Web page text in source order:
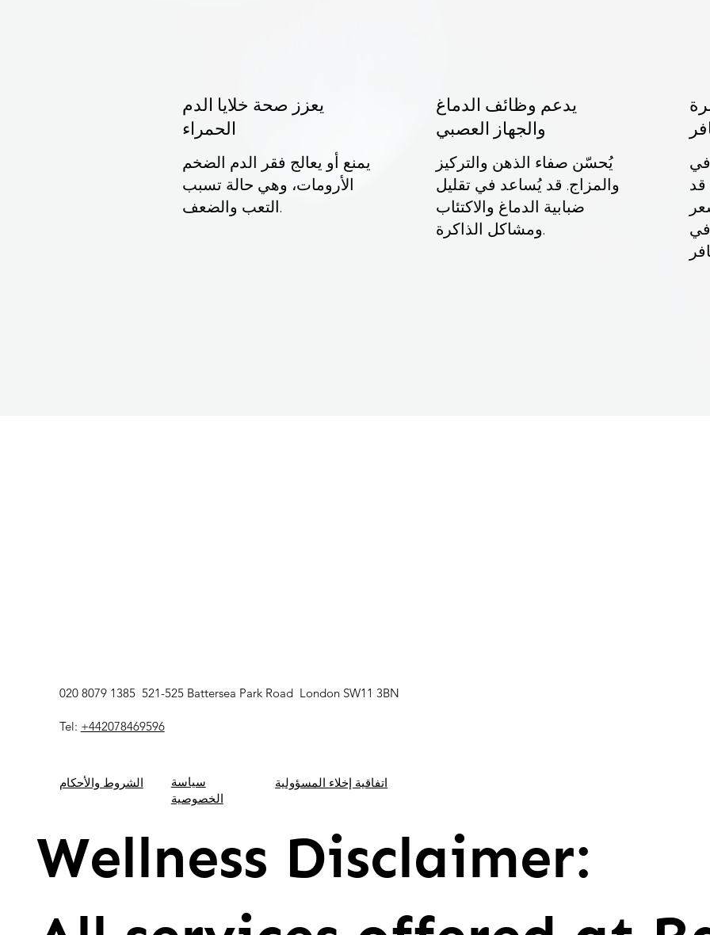
يعزز صحة خلايا الدم
الحمراء
يمنع أو يعالج فقر الدم الضخم
الأرومات، وهي حالة تسبب
التعب والضعف.
يدعم وظائف الدماغ
والجهاز العصبي
يُحسّن صفاء الذهن والتركيز
والمزاج. قد يُساعد في تقليل
ضبابية الدماغ والاكتئاب
ومشاكل الذاكرة.
دورًا في
قد
في
Wellness Disclaimer:
020 8079 1385 521-525 Battersea Park Road London SW11 3BN
Tel: +442078469596
الشروط والأحكام
سياسة
الخصوصية
اتفاقية إخلاء المسؤولية